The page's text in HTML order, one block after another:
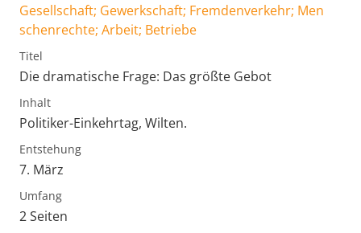
Gesellschaft; Gewerkschaft; Fremdenverkehr; Men
schenrechte; Arbeit; Betriebe
Titel
Die dramatische Frage: Das größte Gebot
Inhalt
Politiker-Einkehrtag, Wilten.
Entstehung
7. März
Umfang
2 Seiten